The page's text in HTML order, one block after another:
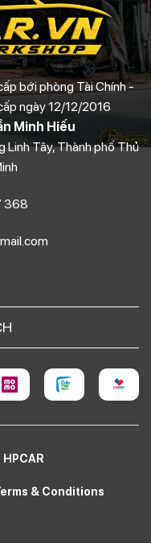
bới phòng Tài Chính -
ngày 12/12/2016
Minh Hiếu
Linh Tây, Thành phố Thủ
368
& Conditions